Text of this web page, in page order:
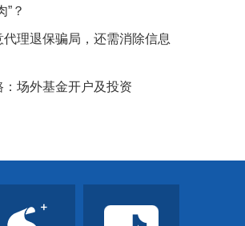
”？
代理退保骗局，还需消除信息
：场外基金开户及投资